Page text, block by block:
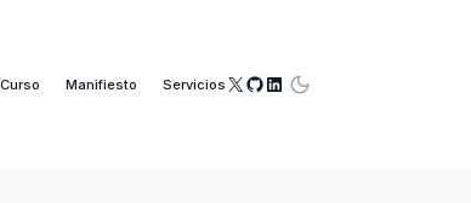
Curso Manifiesto Servicios X GitHub
LinkedIn